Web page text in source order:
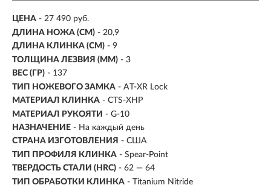
ЦЕНА - 27 490 руб.
ДЛИНА НОЖА (СМ) - 20,9
ДЛИНА КЛИНКА (СМ) - 9
ТОЛЩИНА ЛЕЗВИЯ (ММ) - 3
ВЕС (ГР) - 137
ТИП НОЖЕВОГО ЗАМКА - AT-XR Lock
МАТЕРИАЛ КЛИНКА - CTS-XHP
МАТЕРИАЛ РУКОЯТИ - G-10
НАЗНАЧЕНИЕ - На каждый день
СТРАНА ИЗГОТОВЛЕНИЯ - США
ТИП ПРОФИЛЯ КЛИНКА - Spear-Point
ТВЕРДОСТЬ СТАЛИ (HRC) - 62 — 64
ТИП ОБРАБОТКИ КЛИНКА - Titanium Nitride